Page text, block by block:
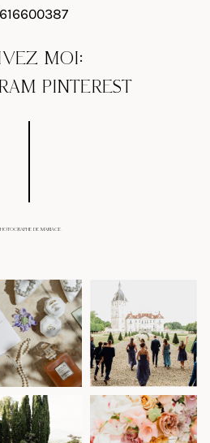
MOI:
PINTEREST
DE MARIAGE